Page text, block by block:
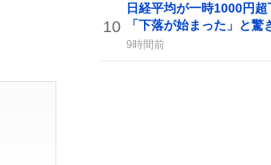
10
日経平均が一時1000円
「下落が始まった」と驚
9時間前